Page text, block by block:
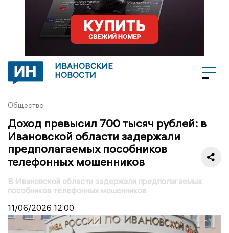
ИВАНОВСКИЕ
НОВОСТИ
Общество
Доход превысил 700 тысяч рублей: в
Ивановской области задержали
предполагаемых пособников
телефонных мошенников
В Ивановской области задержали предполагаемых
пособников телефонных мошенников
11/06/2026 12:00